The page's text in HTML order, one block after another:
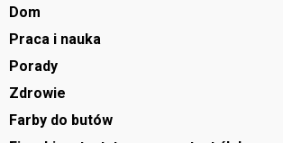
Dom
Praca i nauka
Porady
Zdrowie
Farby do butów